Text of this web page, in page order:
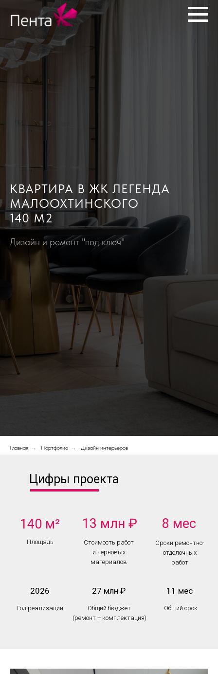
КВАРТИРА В ЖК ЛЕГЕНДА
МАЛООХТИНСКОГО
140 М2
Дизайн и ремонт "под ключ"
Главная → Портфолио → Дизайн интерьеров
Цифры проекта
13 млн ₽
140 м² 8 мес
Площадь
Стоимость работ
и черновых
материалов
Сроки ремонтно-
отделочных
работ
2026 27 млн ₽
Год реализации
Общий бюджет
(ремонт + комплектация)
11 мес
Общий срок